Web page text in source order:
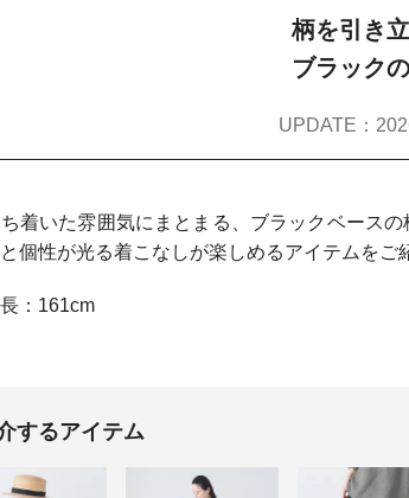
柄を引き
ブラック
UPDATE：
着いた雰囲気にまとまる、ブラックベース
個性が光る着こなしが楽しめるアイテムをご
：161cm
するアイテム